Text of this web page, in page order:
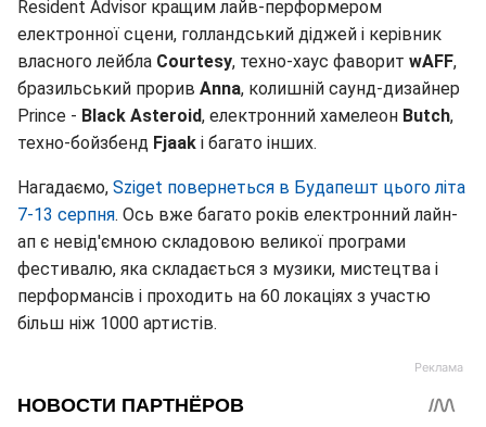
Resident Advisor кращим лайв-перформером
електронної сцени, голландський діджей і керівник
власного лейбла Courtesy, техно-хаус фаворит wAFF,
бразильський прорив Anna, колишній саунд-дизайнер
Prince - Black Asteroid, електронний хамелеон Butch,
техно-бойзбенд Fjaak і багато інших.
Нагадаємо, Sziget повернеться в Будапешт цього літа
7-13 серпня. Ось вже багато років електронний лайн-
ап є невід'ємною складовою великої програми
фестивалю, яка складається з музики, мистецтва і
перформансів і проходить на 60 локаціях з участю
більш ніж 1000 артистів.